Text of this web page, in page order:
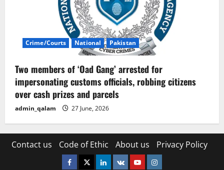
Crime/Courts National Pakistan
Two members of ‘Oad Gang’ arrested for
impersonating customs officials, robbing citizens
over cash prizes and parcels
admin_qalam 27 June, 2026
Contact us Code of Ethic About us Privacy Policy
Facebook
TwitterLinkedin
VK YoutubeInstagram